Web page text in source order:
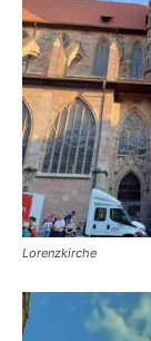
Lorenzkirche